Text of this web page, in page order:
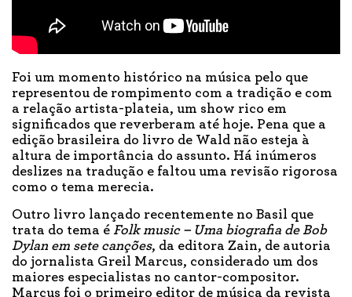
Foi um momento histórico na música pelo que
representou de rompimento com a tradição e com
a relação artista-plateia, um show rico em
significados que reverberam até hoje. Pena que a
edição brasileira do livro de Wald não esteja à
altura de importância do assunto. Há inúmeros
deslizes na tradução e faltou uma revisão rigorosa
como o tema merecia.
Outro livro lançado recentemente no Basil que
trata do tema é Folk music – Uma biografia de Bob
Dylan em sete canções, da editora Zain, de autoria
do jornalista Greil Marcus, considerado um dos
maiores especialistas no cantor-compositor.
Marcus foi o primeiro editor de música da revista